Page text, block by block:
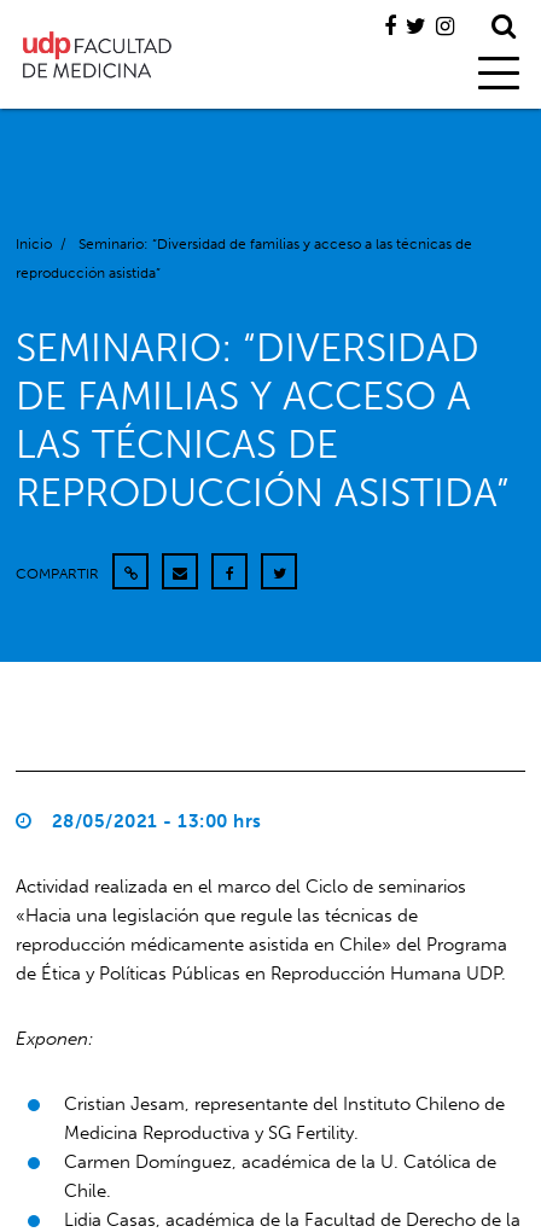
Inicio /
Seminario: “Diversidad de familias y acceso a las técnicas de
reproducción asistida”
SEMINARIO: “DIVERSIDAD
DE FAMILIAS Y ACCESO A
LAS TÉCNICAS DE
REPRODUCCIÓN ASISTIDA”
COMPARTIR
28/05/2021 - 13:00 hrs
Actividad realizada en el marco del Ciclo de seminarios
«Hacia una legislación que regule las técnicas de
reproducción médicamente asistida en Chile» del Programa
de Ética y Políticas Públicas en Reproducción Humana UDP.
Exponen:
Cristian Jesam, representante del Instituto Chileno de
Medicina Reproductiva y SG Fertility.
Carmen Domínguez, académica de la U. Católica de
Chile.
Lidia Casas, académica de la Facultad de Derecho de la